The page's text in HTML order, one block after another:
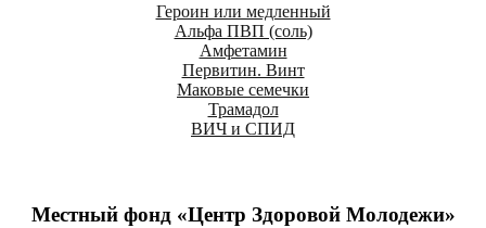
Героин или медленный
Альфа ПВП (соль)
Амфетамин
Первитин. Винт
Маковые семечки
Трамадол
ВИЧ и СПИД
Местный фонд «Центр Здоровой Молодежи»